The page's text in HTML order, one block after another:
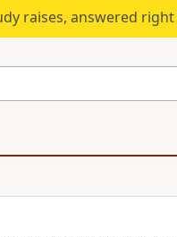
raises, answered